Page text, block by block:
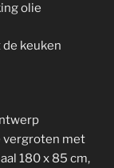
olie
keuken
vergroten met
180 x 85 cm,